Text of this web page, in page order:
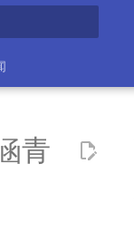
青